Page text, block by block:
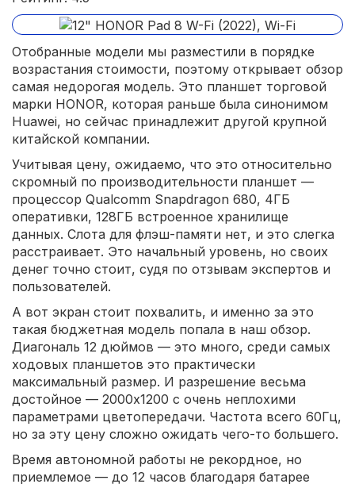
Отобранные модели мы разместили в порядке
возрастания стоимости, поэтому открывает обзор
самая недорогая модель. Это планшет торговой
марки HONOR, которая раньше была синонимом
Huawei, но сейчас принадлежит другой крупной
китайской компании.
Учитывая цену, ожидаемо, что это относительно
скромный по производительности планшет —
процессор Qualcomm Snapdragon 680, 4ГБ
оперативки, 128ГБ встроенное хранилище
данных. Слота для флэш-памяти нет, и это слегка
расстраивает. Это начальный уровень, но своих
денег точно стоит, судя по отзывам экспертов и
пользователей.
А вот экран стоит похвалить, и именно за это
такая бюджетная модель попала в наш обзор.
Диагональ 12 дюймов — это много, среди самых
ходовых планшетов это практически
максимальный размер. И разрешение весьма
достойное — 2000x1200 с очень неплохими
параметрами цветопередачи. Частота всего 60Гц,
но за эту цену сложно ожидать чего-то большего.
Время автономной работы не рекордное, но
приемлемое — до 12 часов благодаря батарее